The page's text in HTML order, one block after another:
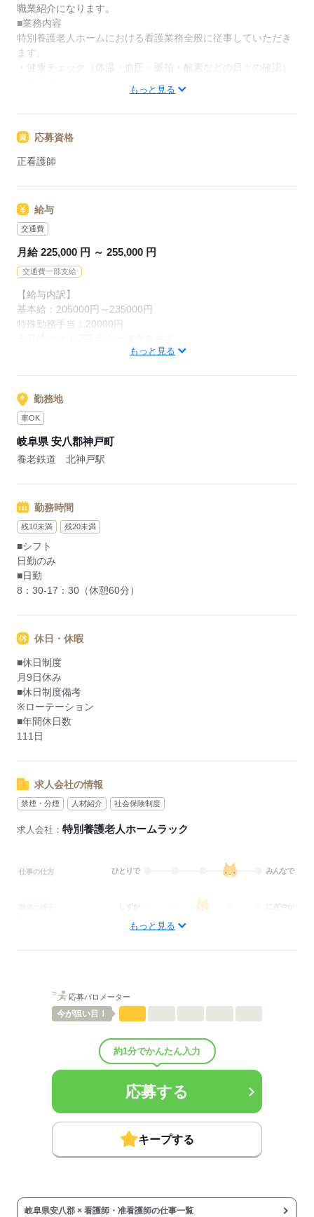
履歴書作成のアドバイスや面接日の調整だけでなく、
お給料、お休み、入職時期の交渉もサポートします。
【もちろん無料】
費用は一切かかりません。
職業紹介になります。
■業務内容
特別養護老人ホームにおける看護業務全般に従事していただき
ます。
・健康チェック（体温・血圧・脈拍・酸素などの日々の確認）
・医療処置（注射、点滴、採血、創傷処置、ストマ・胃ろう管
理など）
・記録・申し送り（他職種チームと連携してケアを共有）
・緊急時の対応（救急搬送の判断・報告）等
★おすすめポイント★
業！
他にも働きやすさ改善に取り組み、様々な制度に認定されてい
◎残業月2時間程度！
メリハリをつけて勤務することができます。
応募する
もっと見る
応募資格
正看護師
給与
交通費
月給 225,000 円 ～ 255,000 円
交通費一部支給
【給与内訳】
基本給：205000円～235000円
特殊勤務手当：20000円
もっと見る
勤務地
車OK
岐阜県 安八郡神戸町
養老鉄道 北神戸駅
勤務時間
残10未満 残20未満
■シフト
日勤のみ
■日勤
8：30-17：30（休憩60分）
休日・休暇
■休日制度
月9日休み
■休日制度備考
※ローテーション
■年間休日数
111日
求人会社の情報
禁煙・分煙 人材紹介 社会保険制度
求人会社： 特別養護老人ホームラック
仕事の仕方 ひとりで みんなで
にぎやか
■退職金制度：有（勤続1年以上）
■退職金制度備考：
規定により支給
扶養手当：配偶者16,000円／子6,000円
■受動喫煙防止措置：
応募する
もっと見る
応募バロメーター
今が狙い目！
約1分でかんたん入力
応募する
キープする
岐阜県安八郡 × 看護師・准看護師の仕事一覧